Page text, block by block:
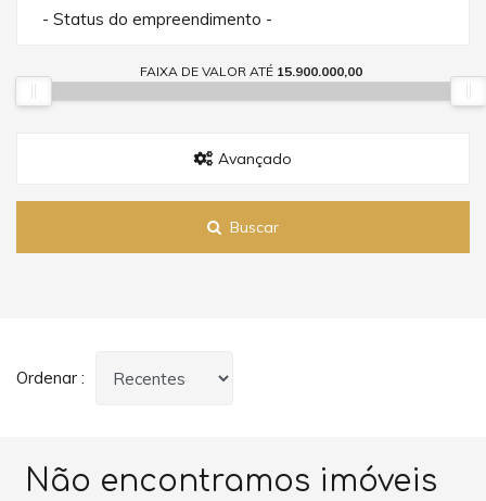
- Status do empreendimento -
FAIXA DE VALOR ATÉ 15.900.000,00
Avançado
Buscar
Ordenar :
Não encontramos imóveis